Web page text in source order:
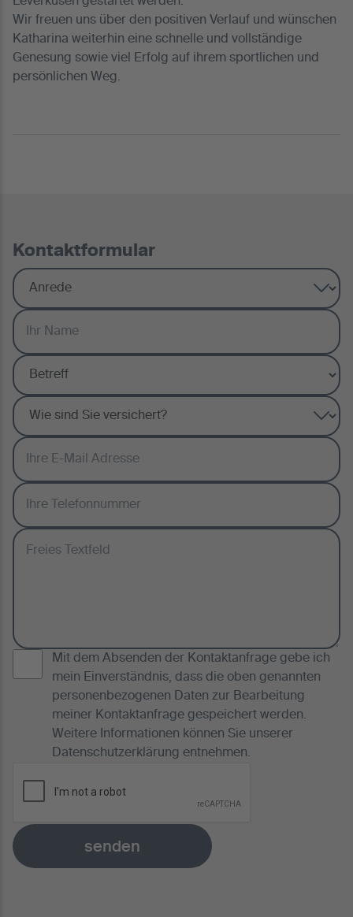
Wir freuen uns über den positiven Verlauf und wünschen
Katharina weiterhin eine schnelle und vollständige
Genesung sowie viel Erfolg auf ihrem sportlichen und
persönlichen Weg.
Kontaktformular
Mit dem Absenden der Kontaktanfrage gebe ich
mein Einverständnis, dass die oben genannten
personenbezogenen Daten zur Bearbeitung
meiner Kontaktanfrage gespeichert werden.
Weitere Informationen können Sie unserer
Datenschutzerklärung entnehmen.
senden